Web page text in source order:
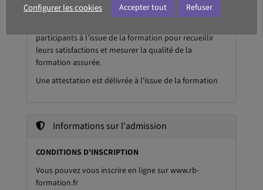
formation
participants à l'issue de la formation pour recueillir
leurs satisfactions et mesurer la qualité de la
formation assurée.
Une attestation est délivrée à l'issue de la formation
Informations sur l'admission
CONDITIONS D'INSCRIPTION
Vous pouvez vous inscrire en ligne sur www.rb-
formation.fr
Configurer les cookies Accepter tout Refuser